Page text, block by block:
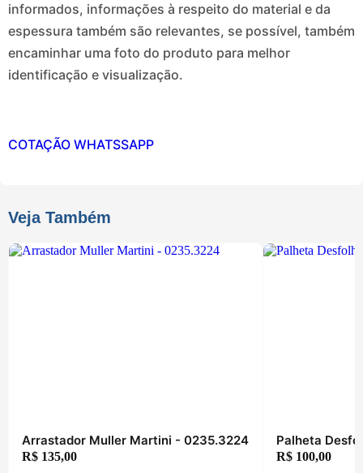
informados, informações à respeito do material e da
espessura também são relevantes, se possível, também
encaminhar uma foto do produto para melhor
identificação e visualização.
COTAÇÃO WHATSSAPP
Veja Também
Arrastador Muller Martini - 0235.3224
R$ 135,00
Palheta
R$ 100,00